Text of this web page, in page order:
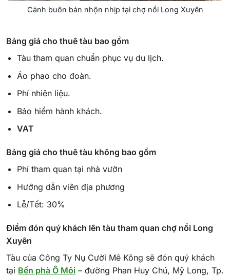
Cảnh buôn bán nhộn nhịp tại chợ nổi Long Xuyên
Bảng giá cho thuê tàu bao gồm
Tàu tham quan chuẩn phục vụ du lịch.
Áo phao cho đoàn.
Phí nhiên liệu.
Bảo hiểm hành khách.
VAT
Bảng giá cho thuê tàu không bao gồm
Phí tham quan tại nhà vườn
Hướng dẫn viên địa phương
Lễ/Tết: 30%
Điểm đón quý khách lên tàu tham quan chợ nổi Long
Xuyên
Tàu của Công Ty Nụ Cười Mê Kông sẽ đón quý khách
tại Bến phà Ô Môi – đường Phan Huy Chú, Mỹ Long, Tp.